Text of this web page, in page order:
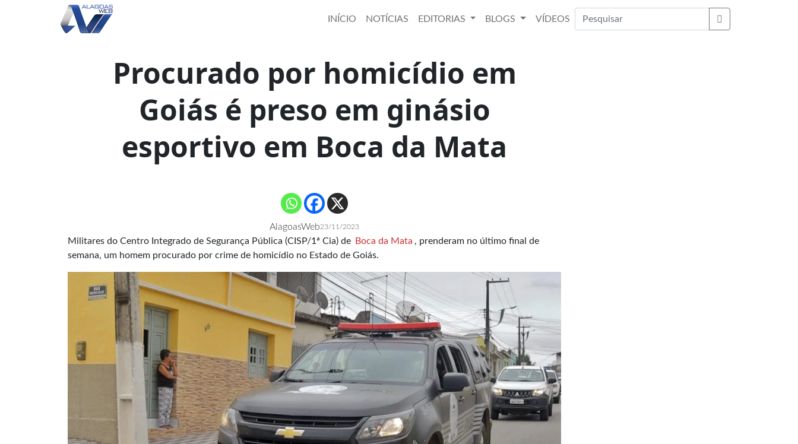
INÍCIO NOTÍCIAS EDITORIAS BLOGS
VÍDEOS
Buscar
Procurado por homicídio em
Goiás é preso em ginásio
esportivo em Boca da Mata
AlagoasWeb23/11/2023
Militares do Centro Integrado de Segurança Pública (CISP/1ª Cia) de Boca da Mata , prenderam no último final de
semana, um homem procurado por crime de homicídio no Estado de Goiás.